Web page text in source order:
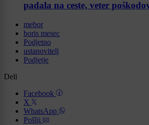
padala na ceste, veter
mebor
boris mesec
Podjetno
ustanovitelj
Podjetje
Deli
Facebook
X
WhatsApp
Pošlji